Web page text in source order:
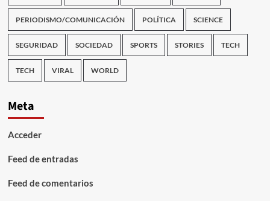
PERIODISMO/COMUNICACIÓN POLÍTICA SCIENCE
SEGURIDAD SOCIEDAD SPORTS STORIES TECH
TECH VIRAL WORLD
Meta
Acceder
Feed de entradas
Feed de comentarios